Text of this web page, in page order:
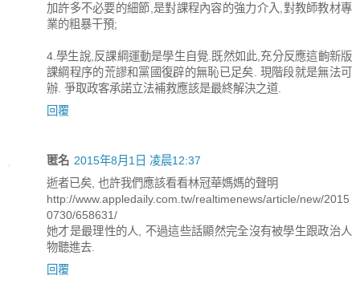
加許多不必要的細節,是對課程內容的強力介入,對教師教材專
業的粗暴干預;
4.學生說,反課綱運動是學生自覺.既然如此,充分反應這齣新版
課綱程序的荒謬和黨國復辟的無恥已足矣. 現階段就是無法可
辦. 爭取政客承諾立法補救應該是最終解決之道.
回覆
匿名 2015年8月1日 凌晨12:37
逝者已矣, 也許我們應該看看林冠華媽媽的聲明
http://www.appledaily.com.tw/realtimenews/article/new/2015
0730/658631/
她才是最理性的人, 不過這些話顯然完全沒有被學生跟政治人
物聽進去.
回覆